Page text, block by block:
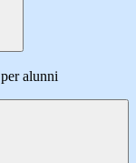
alunni